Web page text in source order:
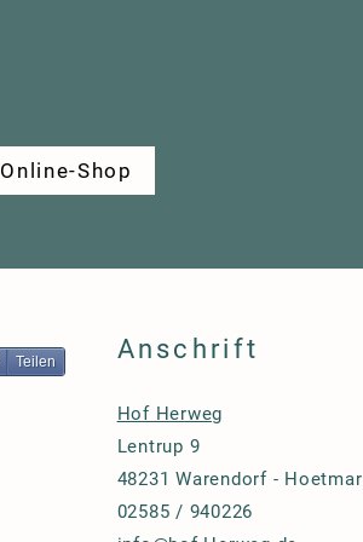
Online-Shop
Teilen Anschrift
Hof Herweg
Lentrup 9
48231 Warendorf - Hoetmar
02585 / 940226